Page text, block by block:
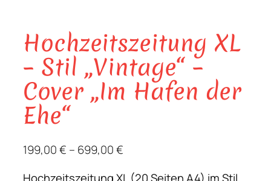
Hochzeitszeitung XL
– Stil „Vintage“ –
Cover „Im Hafen der
Ehe“
199,00€ – 699,00€